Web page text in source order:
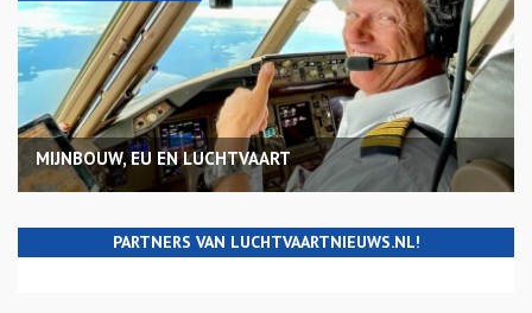
MIJNBOUW, EU EN LUCHTVAART
PARTNERS VAN LUCHTVAARTNIEUWS.NL!